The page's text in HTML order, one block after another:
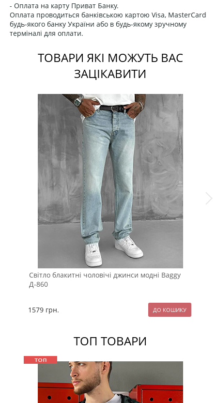
- Оплата на карту Приват Банку.
Оплата проводиться банківською картою Visa, MasterCard
будь-якого банку України або в будь-якому зручному
терміналі для оплати.
ТОВАРИ ЯКІ МОЖУТЬ ВАС
ЗАЦІКАВИТИ
Світло блакитні чоловічі джинси модні Baggy
Д-860
1579 грн.
ТОП ТОВАРИ